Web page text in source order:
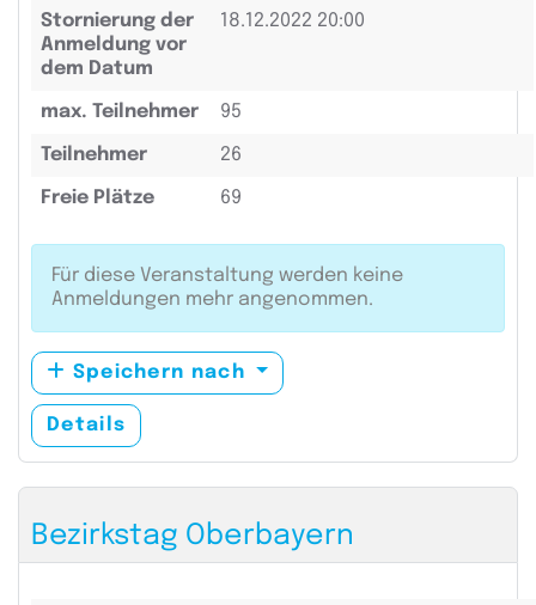
Stornierung der
Anmeldung vor
dem Datum
18.12.2022 20:00
max. Teilnehmer 95
Teilnehmer 26
Freie Plätze 69
Für diese Veranstaltung werden keine
Anmeldungen mehr angenommen.
Speichern nach
Details
Bezirkstag Oberbayern